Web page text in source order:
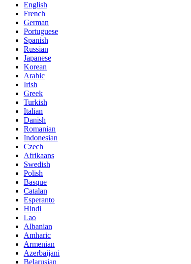
English
French
German
Portuguese
Spanish
Russian
Japanese
Korean
Arabic
Irish
Greek
Turkish
Italian
Danish
Romanian
Indonesian
Czech
Afrikaans
Swedish
Polish
Basque
Catalan
Esperanto
Hindi
Lao
Albanian
Amharic
Armenian
Azerbaijani
Belarusian